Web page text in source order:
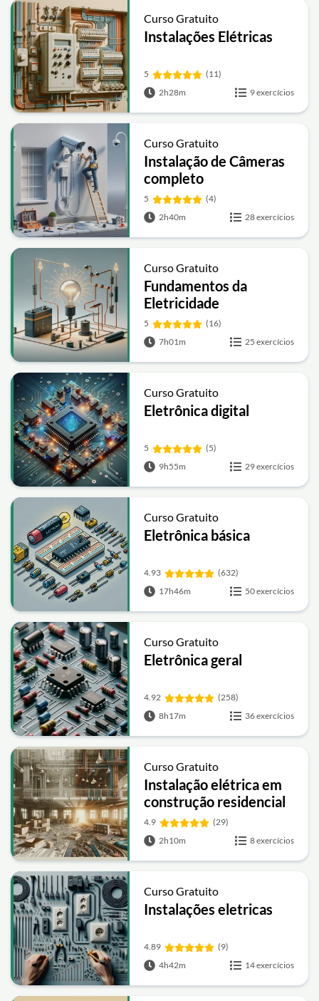
Curso Gratuito
Instalações Elétricas
5
(11)
2h28m
9 exercícios
Curso Gratuito
Instalação de Câmeras
completo
5
(4)
2h40m
28 exercícios
Curso Gratuito
Fundamentos da
Eletricidade
5
(16)
7h01m
25 exercícios
Curso Gratuito
Eletrônica digital
5
(5)
9h55m
29 exercícios
Curso Gratuito
Eletrônica básica
4.93
(632)
17h46m
50 exercícios
Curso Gratuito
Eletrônica geral
4.92
(258)
8h17m
36 exercícios
Curso Gratuito
Instalação elétrica em
construção residencial
4.9
(29)
2h10m
8 exercícios
Curso Gratuito
Instalações eletricas
4.89
(9)
4h42m
14 exercícios